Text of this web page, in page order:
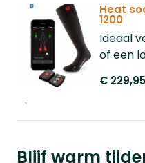
te
warmte
ideaal
Heat
1200
Ideaal
of een
ook te
deze
heeft!
€ 229,95
Blijf warm